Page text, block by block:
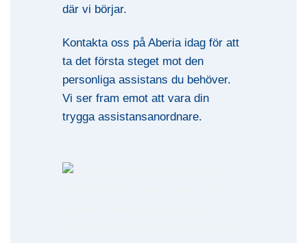
där vi börjar.
Kontakta oss på Aberia idag för att
ta det första steget mot den
personliga assistans du behöver.
Vi ser fram emot att vara din
trygga assistansanordnare.